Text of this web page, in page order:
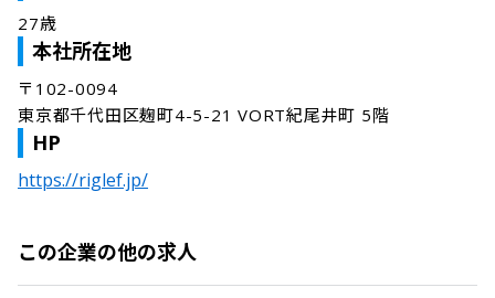
27歳
本社所在地
〒102-0094
東京都千代田区麹町4-5-21 VORT紀尾井町 5階
HP
https://riglef.jp/
この企業の他の求人